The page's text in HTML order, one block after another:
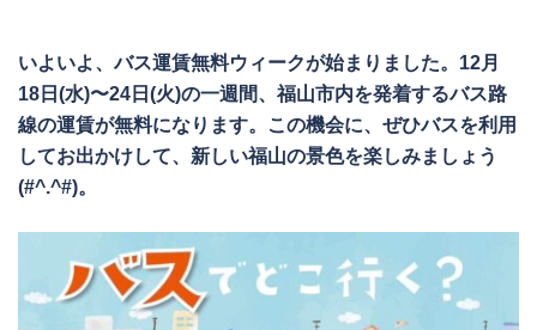
いよいよ、バス運賃無料ウィークが始まりました。12月
18日(水)〜24日(火)の一週間、福山市内を発着するバス路
線の運賃が無料になります。この機会に、ぜひバスを利用
してお出かけして、新しい福山の景色を楽しみましょう
(#^.^#)。